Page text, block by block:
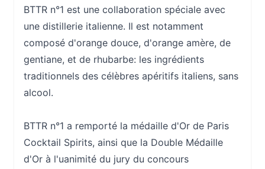
BTTR n°1 est une collaboration spéciale avec
une distillerie italienne. Il est notamment
composé d'orange douce, d'orange amère, de
gentiane, et de rhubarbe: les ingrédients
traditionnels des célèbres apéritifs italiens, sans
alcool.
BTTR n°1 a remporté la médaille d'Or de Paris
Cocktail Spirits, ainsi que la Double Médaille
d'Or à l'uanimité du jury du concours